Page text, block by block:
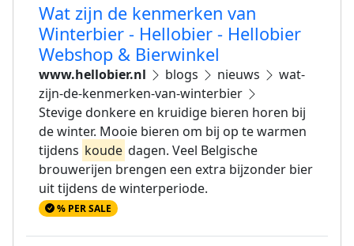
Wat zijn de kenmerken van
Winterbier - Hellobier - Hellobier
Webshop & Bierwinkel
www.hellobier.nl blogs nieuws
wat-
zijn-de-kenmerken-van-winterbier
Stevige donkere en kruidige bieren horen bij
de winter. Mooie bieren om bij op te warmen
tijdens koude dagen. Veel Belgische
brouwerijen brengen een extra bijzonder bier
uit tijdens de winterperiode.
% PER SALE